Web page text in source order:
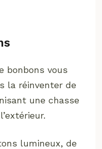
bonbons vous
la réinventer de
une chasse
lumineux, de